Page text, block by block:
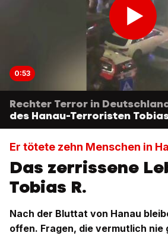
0:53
Rechter Terror in
des Hanau-Terroristen
Er tötete zehn Menschen in
Das zerrissene
Tobias R.
Nach der Bluttat von Hanau
offen. Fragen, die vermutlich nie